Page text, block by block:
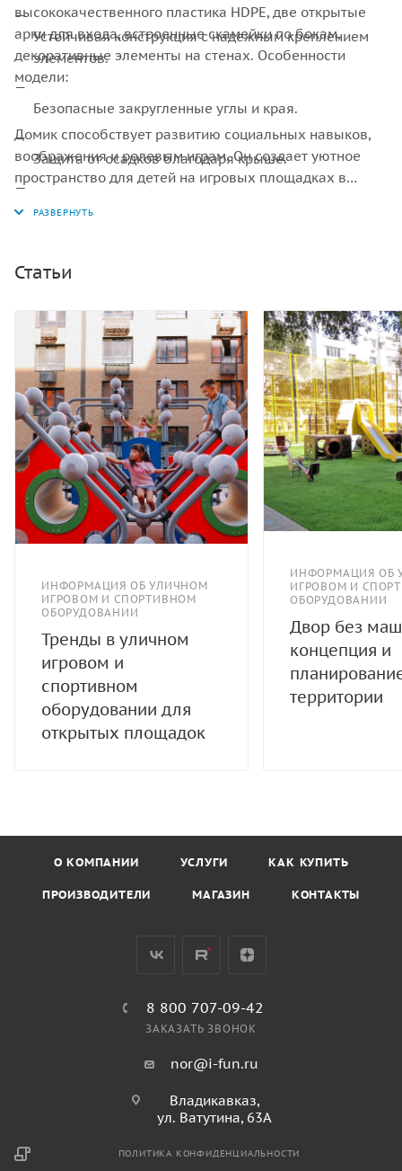
высококачественного пластика HDPE, две открытые
арки для входа, встроенные скамейки по бокам,
декоративные элементы на стенах. Особенности
модели:
Устойчивая конструкция с надежным креплением
элементов.
Безопасные закругленные углы и края.
Защита от осадков благодаря крыше.
Легкость очистки и устойчивость к УФ-излучению.
Домик способствует развитию социальных навыков,
воображения и ролевым играм. Он создает уютное
пространство для детей на игровых площадках в
Конструкция соответствует стандартам безопасности и
использовании на открытом воздухе.
Статьи
ИНФОРМАЦИЯ ОБ УЛИЧНОМ
ИГРОВОМ И СПОРТИВНОМ
ОБОРУДОВАНИИ
Тренды в уличном
игровом и
спортивном
оборудовании для
открытых площадок
ИНФОРМАЦИЯ ОБ
ИГРОВОМ И
ОБОРУДОВАНИИ
Двор без
концепция и
территории
О КОМПАНИИ УСЛУГИ КАК КУПИТЬ
ПРОИЗВОДИТЕЛИ МАГАЗИН КОНТАКТЫ
8 800 707-09-42
ЗАКАЗАТЬ ЗВОНОК
nor@i-fun.ru
Владикавказ,
ул. Ватутина, 63А
ПОЛИТИКА КОНФИДЕНЦИАЛЬНОСТИ